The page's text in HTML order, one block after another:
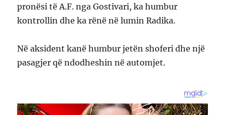
pronësi të A.F. nga Gostivari, ka humbur
kontrollin dhe ka rënë në lumin Radika.
Në aksident kanë humbur jetën shoferi dhe një
pasagjer që ndodheshin në automjet.